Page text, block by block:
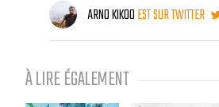
ARNO KIKOOEST SUR TWITTER
À LIRE ÉGALEMENT